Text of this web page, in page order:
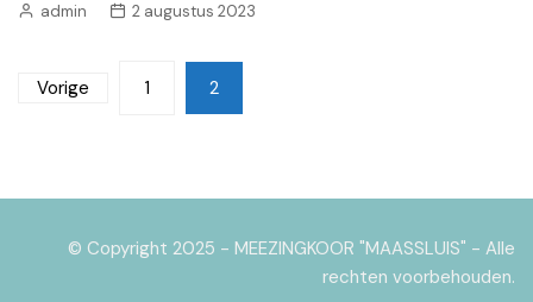
admin 2 augustus 2023
Berichten
paginering
Vorige 1 2
© Copyright 2025 - MEEZINGKOOR "MAASSLUIS" - Alle
rechten voorbehouden.